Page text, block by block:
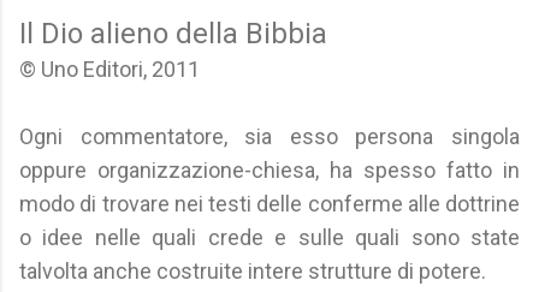
Il Dio alieno della Bibbia
© Uno Editori, 2011
Ogni commentatore, sia esso persona singola
oppure organizzazione-chiesa, ha spesso fatto in
modo di trovare nei testi delle conferme alle dottrine
o idee nelle quali crede e sulle quali sono state
talvolta anche costruite intere strutture di potere.